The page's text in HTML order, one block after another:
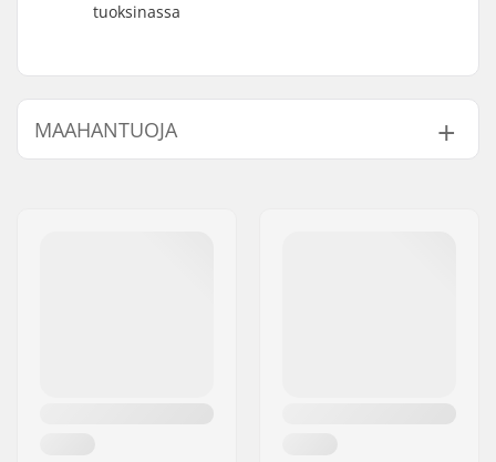
tuoksinassa
MAAHANTUOJA